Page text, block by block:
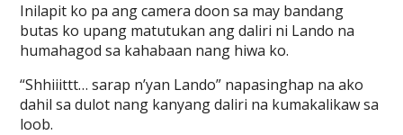
Inilapit ko pa ang camera doon sa may bandang
butas ko upang matutukan ang daliri ni Lando na
humahagod sa kahabaan nang hiwa ko.
“Shhiiittt… sarap n’yan Lando” napasinghap na ako
dahil sa dulot nang kanyang daliri na kumakalikaw sa
loob.